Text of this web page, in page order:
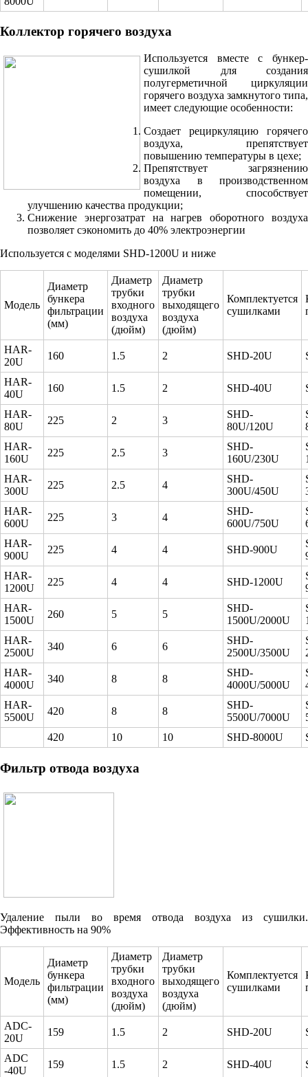
Коллектор горячего воздуха
Используется вместе с бункер-
сушилкой для создания
полугерметичной циркуляции
горячего воздуха замкнутого типа,
имеет следующие особенности:
Создает рециркуляцию горячего
воздуха, препятствует
повышению температуры в цехе;
Препятствует загрязнению
воздуха в производственном
помещении, способствует
улучшению качества продукции;
Снижение энергозатрат на нагрев оборотного воздуха
позволяет сэкономить до 40% электроэнергии
Используется с моделями SHD-1200U и ниже
Модель
Диаметр
бункера
фильтрации
(мм)
Диаметр
трубки
входного
воздуха
(дюйм)
Диаметр
трубки
выходящего
воздуха
(дюйм)
Комплектуется
сушилками
HAR-
20U
160 1.5 2 SHD-20U
HAR-
40U
160 1.5 2 SHD-40U
HAR-
80U
225 2 3
SHD-
80U/120U
HAR-
160U
225 2.5 3
SHD-
160U/230U
HAR-
300U
225 2.5 4
SHD-
300U/450U
HAR-
600U
225 3 4
SHD-
600U/750U
HAR-
900U
225 4 4 SHD-900U
HAR-
1200U
225 4 4 SHD-1200U
HAR-
1500U
260 5 5
SHD-
1500U/2000U
HAR-
2500U
340 6 6
SHD-
2500U/3500U
HAR-
4000U
340 8 8
SHD-
4000U/5000U
HAR-
5500U
420 8 8
SHD-
5500U/7000U
420
10 10 SHD-8000U
Фильтр отвода воздуха
Удаление пыли во время отвода воздуха из сушилки.
Эффективность на 90%
Модель
Диаметр
бункера
фильтрации
(мм)
Диаметр
трубки
входного
воздуха
(дюйм)
Диаметр
трубки
выходящего
воздуха
(дюйм)
Комплектуется
сушилками
ADC-
20U
159 1.5 2 SHD-20U
ADC
-40U
159 1.5 2 SHD-40U